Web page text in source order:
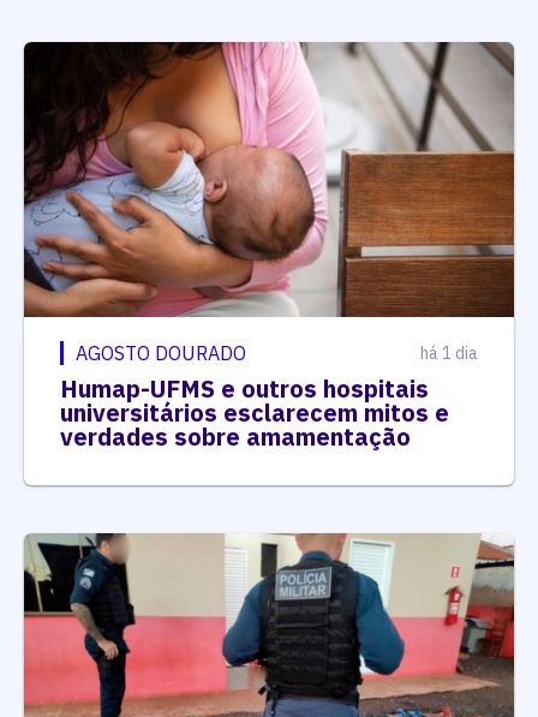
AGOSTO DOURADO há 1 dia
Humap-UFMS e outros hospitais
universitários esclarecem mitos e
verdades sobre amamentação